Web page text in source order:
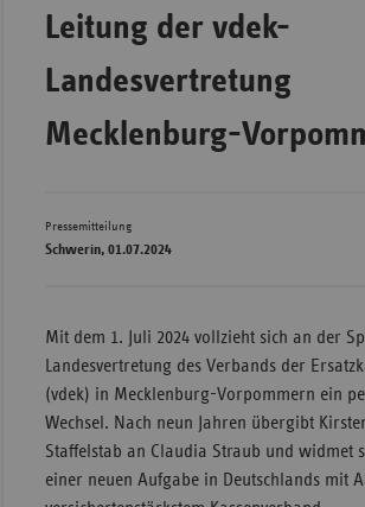
Leitung der vdek-
Landesvertretung
Mecklenburg-
Pressemitteilung
Schwerin, 01.07.2024
Mit dem 1. Juli 2024 vollzieht sich an der
Landesvertretung des Verbands der
(vdek) in Mecklenburg-Vorpommern ein
Wechsel. Nach neun Jahren übergibt
Staffelstab an Claudia Straub und widmet
einer neuen Aufgabe in Deutschlands mit